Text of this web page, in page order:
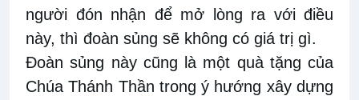
người đón nhận để mở lòng ra với điều
này, thì đoàn sủng sẽ không có giá trị gì.
Đoàn sủng này cũng là một quà tặng của
Chúa Thánh Thần trong ý hướng xây dựng